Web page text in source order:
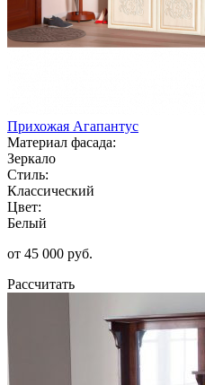
Прихожая Агапантус
Материал фасада:
Зеркало
Стиль:
Классический
Цвет:
Белый
от 45 000 руб.
Рассчитать